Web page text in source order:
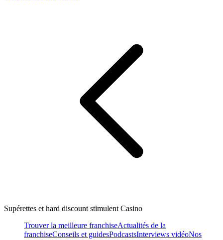
Supérettes et hard discount stimulent Casino
Trouver la meilleure franchiseActualités de la
franchiseConseils et guidesPodcastsInterviews vidéoNos